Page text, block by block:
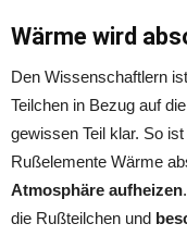
Wärme wird
Den Wissenschaftlern
Teilchen in Bezug auf die
gewissen Teil klar. So
Rußelemente Wärme
Atmosphäre aufheizen
die Rußteilchen und